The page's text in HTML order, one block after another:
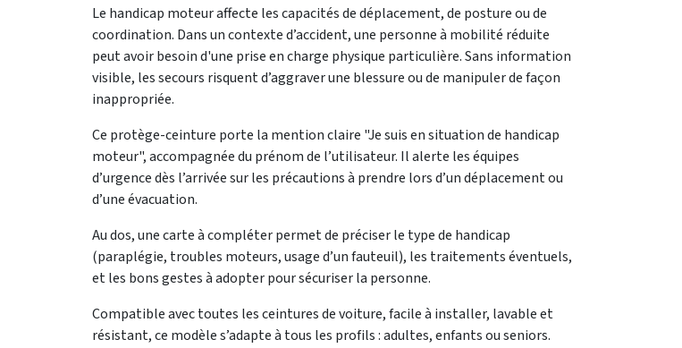
Le handicap moteur affecte les capacités de déplacement, de posture ou de
coordination. Dans un contexte d’accident, une personne à mobilité réduite
peut avoir besoin d'une prise en charge physique particulière. Sans information
visible, les secours risquent d’aggraver une blessure ou de manipuler de façon
inappropriée.
Ce protège-ceinture porte la mention claire "Je suis en situation de handicap
moteur", accompagnée du prénom de l’utilisateur. Il alerte les équipes
d’urgence dès l’arrivée sur les précautions à prendre lors d’un déplacement ou
d’une évacuation.
Au dos, une carte à compléter permet de préciser le type de handicap
(paraplégie, troubles moteurs, usage d’un fauteuil), les traitements éventuels,
et les bons gestes à adopter pour sécuriser la personne.
Compatible avec toutes les ceintures de voiture, facile à installer, lavable et
résistant, ce modèle s’adapte à tous les profils : adultes, enfants ou seniors.